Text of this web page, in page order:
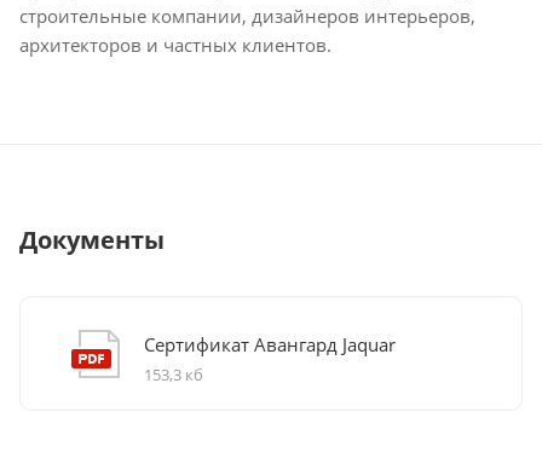
строительные компании, дизайнеров интерьеров,
архитекторов и частных клиентов.
Документы
Сертификат Авангард Jaquar
153,3 кб